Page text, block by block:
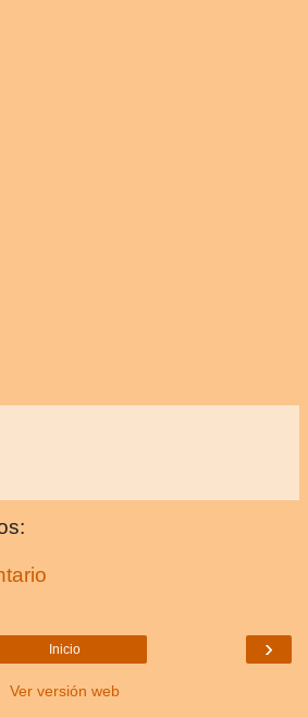
›
Inicio
Ver versión web